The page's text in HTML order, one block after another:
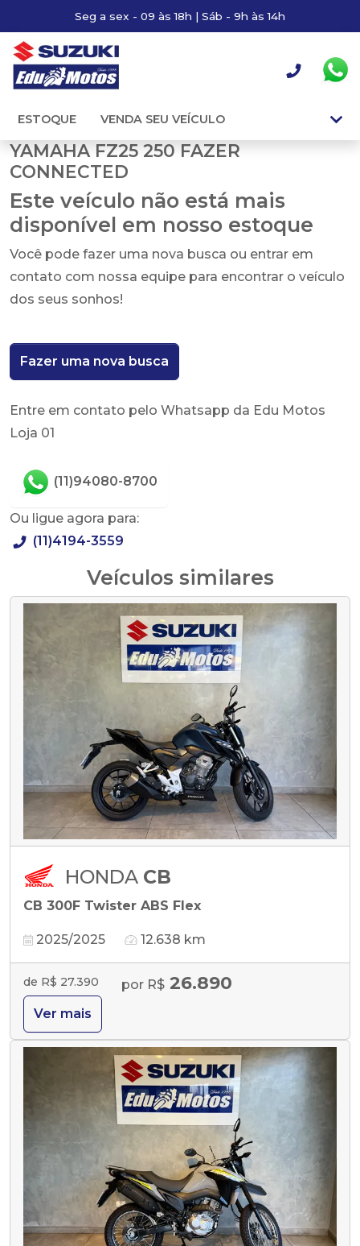
Seg a sex - 09 às 18h | Sáb - 9h às 14h
ESTOQUE VENDA SEU VEÍCULO
YAMAHA FZ25 250 FAZER
CONNECTED
Este veículo não está mais
disponível em nosso estoque
Você pode fazer uma nova busca ou entrar em
contato com nossa equipe para encontrar o veículo
dos seus sonhos!
Fazer uma nova busca
Entre em contato pelo Whatsapp da Edu Motos
Loja 01
(11)94080-8700
Ou ligue agora para:
(11)4194-3559
Veículos similares
HONDA CB
CB 300F Twister ABS Flex
2025/2025 12.638 km
de R$ 27.390 por R$ 26.890
Ver mais